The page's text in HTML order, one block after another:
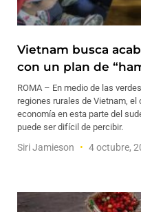
Vietnam busca
con un plan de
ROMA – En medio de las
regiones rurales de Vietnam,
economía en esta parte del
puede ser difícil de percibir.
Siri Jamieson 4 octubre,